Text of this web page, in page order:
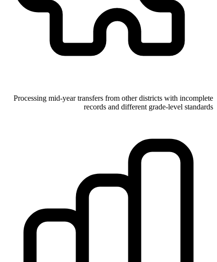
Processing mid-year transfers from other districts with incomplete
records and different grade-level standards